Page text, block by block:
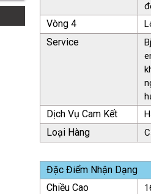
Vòng 4
Service
Dịch Vụ Cam Kết
Loại Hàng
Đặc Điểm Nhận Dạng
Chiều Cao